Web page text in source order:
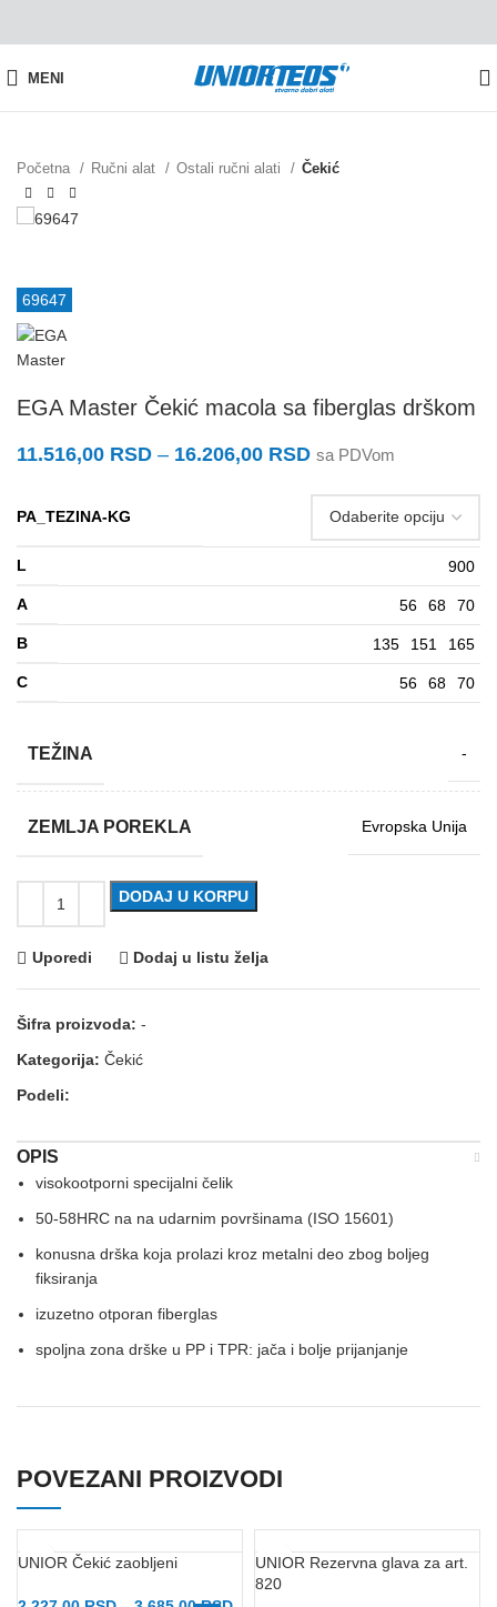
MENI
Početna Ručni alat Ostali ručni alati Čekić
69647
EGA Master Čekić macola sa fiberglas drškom
11.516,00 RSD – 16.206,00 RSD sa PDVom
PA_TEZINA-KG
L 900
A 56 68 70
B 135 151 165
C 56 68 70
TEŽINA -
ZEMLJA POREKLA Evropska Unija
DODAJ U KORPU
Uporedi Dodaj u listu želja
Šifra proizvoda: -
Kategorija: Čekić
Podeli:
OPIS
visokootporni specijalni čelik
50-58HRC na na udarnim površinama (ISO 15601)
konusna drška koja prolazi kroz metalni deo zbog boljeg
fiksiranja
izuzetno otporan fiberglas
spoljna zona drške u PP i TPR: jača i bolje prijanjanje
POVEZANI PROIZVODI
UNIOR Čekić zaobljeni
UNIOR Rezervna glava za art.
820